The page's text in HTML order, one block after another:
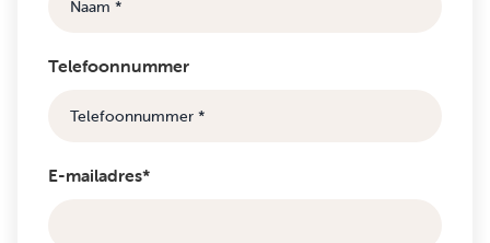
Telefoonnummer
E-mailadres*